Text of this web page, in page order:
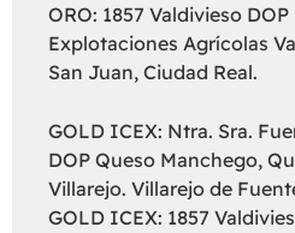
ORO: 1857 Valdivieso
Explotaciones Agrícolas
San Juan, Ciudad Real.
GOLD ICEX: Ntra. Sra.
DOP Queso Manchego,
Villarejo. Villarejo de
GOLD ICEX: 1857